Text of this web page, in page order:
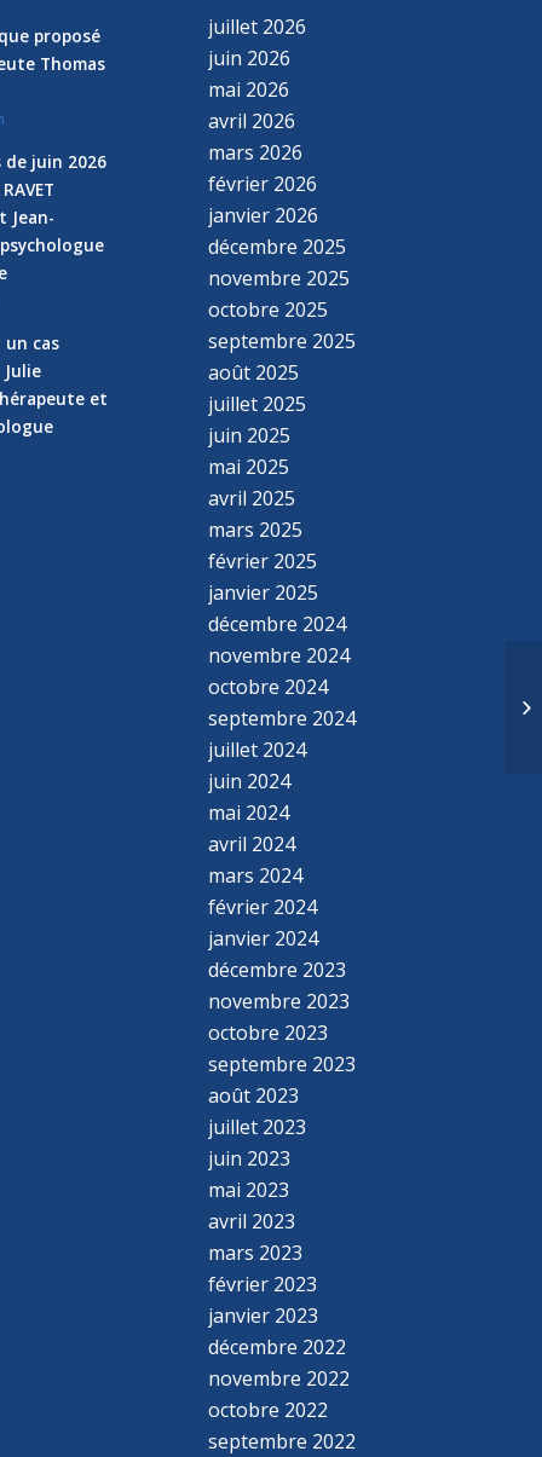
proposé
Thomas
de juin 2026
Jean-
un cas
et
juillet 2026
juin 2026
mai 2026
avril 2026
mars 2026
février 2026
janvier 2026
décembre 2025
novembre 2025
octobre 2025
septembre 2025
août 2025
juillet 2025
juin 2025
mai 2025
avril 2025
mars 2025
février 2025
janvier 2025
décembre 2024
novembre 2024
octobre 2024
septembre 2024
juillet 2024
juin 2024
mai 2024
avril 2024
mars 2024
février 2024
janvier 2024
décembre 2023
novembre 2023
octobre 2023
septembre 2023
août 2023
juillet 2023
juin 2023
mai 2023
avril 2023
mars 2023
février 2023
janvier 2023
décembre 2022
novembre 2022
octobre 2022
septembre 2022